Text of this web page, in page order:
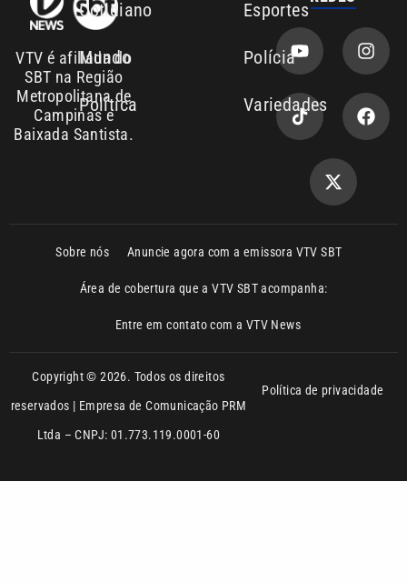
VTV é afiliada do
SBT na Região
Metropolitana de
Campinas e
Baixada Santista.
Mundo Polícia
Política Variedades
Anuncie agora com a emissora VTV SBT
Área de cobertura que a VTV SBT acompanha:
Entre em contato com a VTV News
Copyright © 2026. Todos os direitos